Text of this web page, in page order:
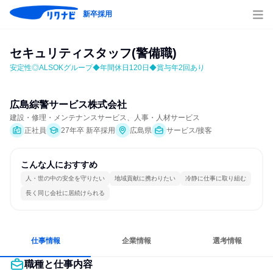
新卒採用
セキュリティスタッフ(警備職)
安定性◎ALSOKグループ◆年間休日120日◆賞与年2回あり
広島綜警サービス株式会社
建設・修理・メンテナンスサービス、人事・人材サービス
正社員
27年卒 新卒採用 広島県 サービス/接客
こんな人におすすめ
人・世の中の安全を守りたい 地域貢献に携わりたい 冷静に仕事に取り組む
長く同じ会社に居続けられる
仕事情報 企業情報 選考情報
職種と仕事内容